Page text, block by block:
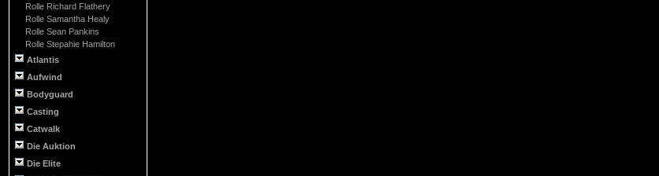
Rolle Richard Flathery
Rolle Samantha Healy
Rolle Sean Pankins
Rolle Stepahie Hamilton
Atlantis
Aufwind
Bodyguard
Casting
Catwalk
Die Auktion
Die Elite